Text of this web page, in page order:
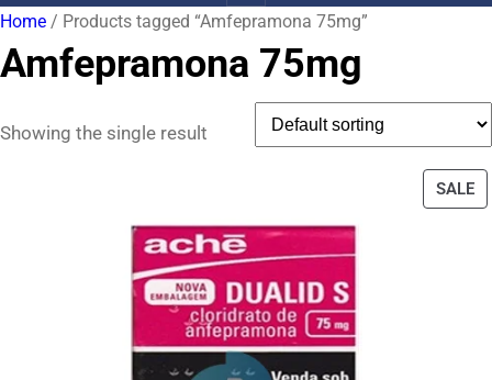
Home / Products tagged “Amfepramona 75mg”
Amfepramona 75mg
Showing the single result
SALE